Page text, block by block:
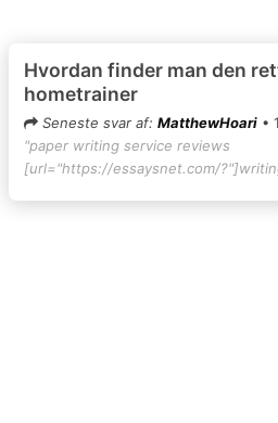
Hvordan finder man den
hometrainer
Seneste svar af: MatthewHoari •
"paper writing service reviews
[url="https://essaysnet.com/